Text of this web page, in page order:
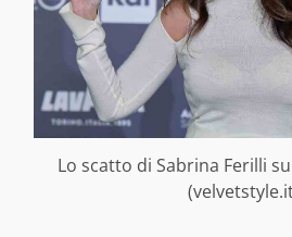
Lo scatto di Sabrina Ferilli